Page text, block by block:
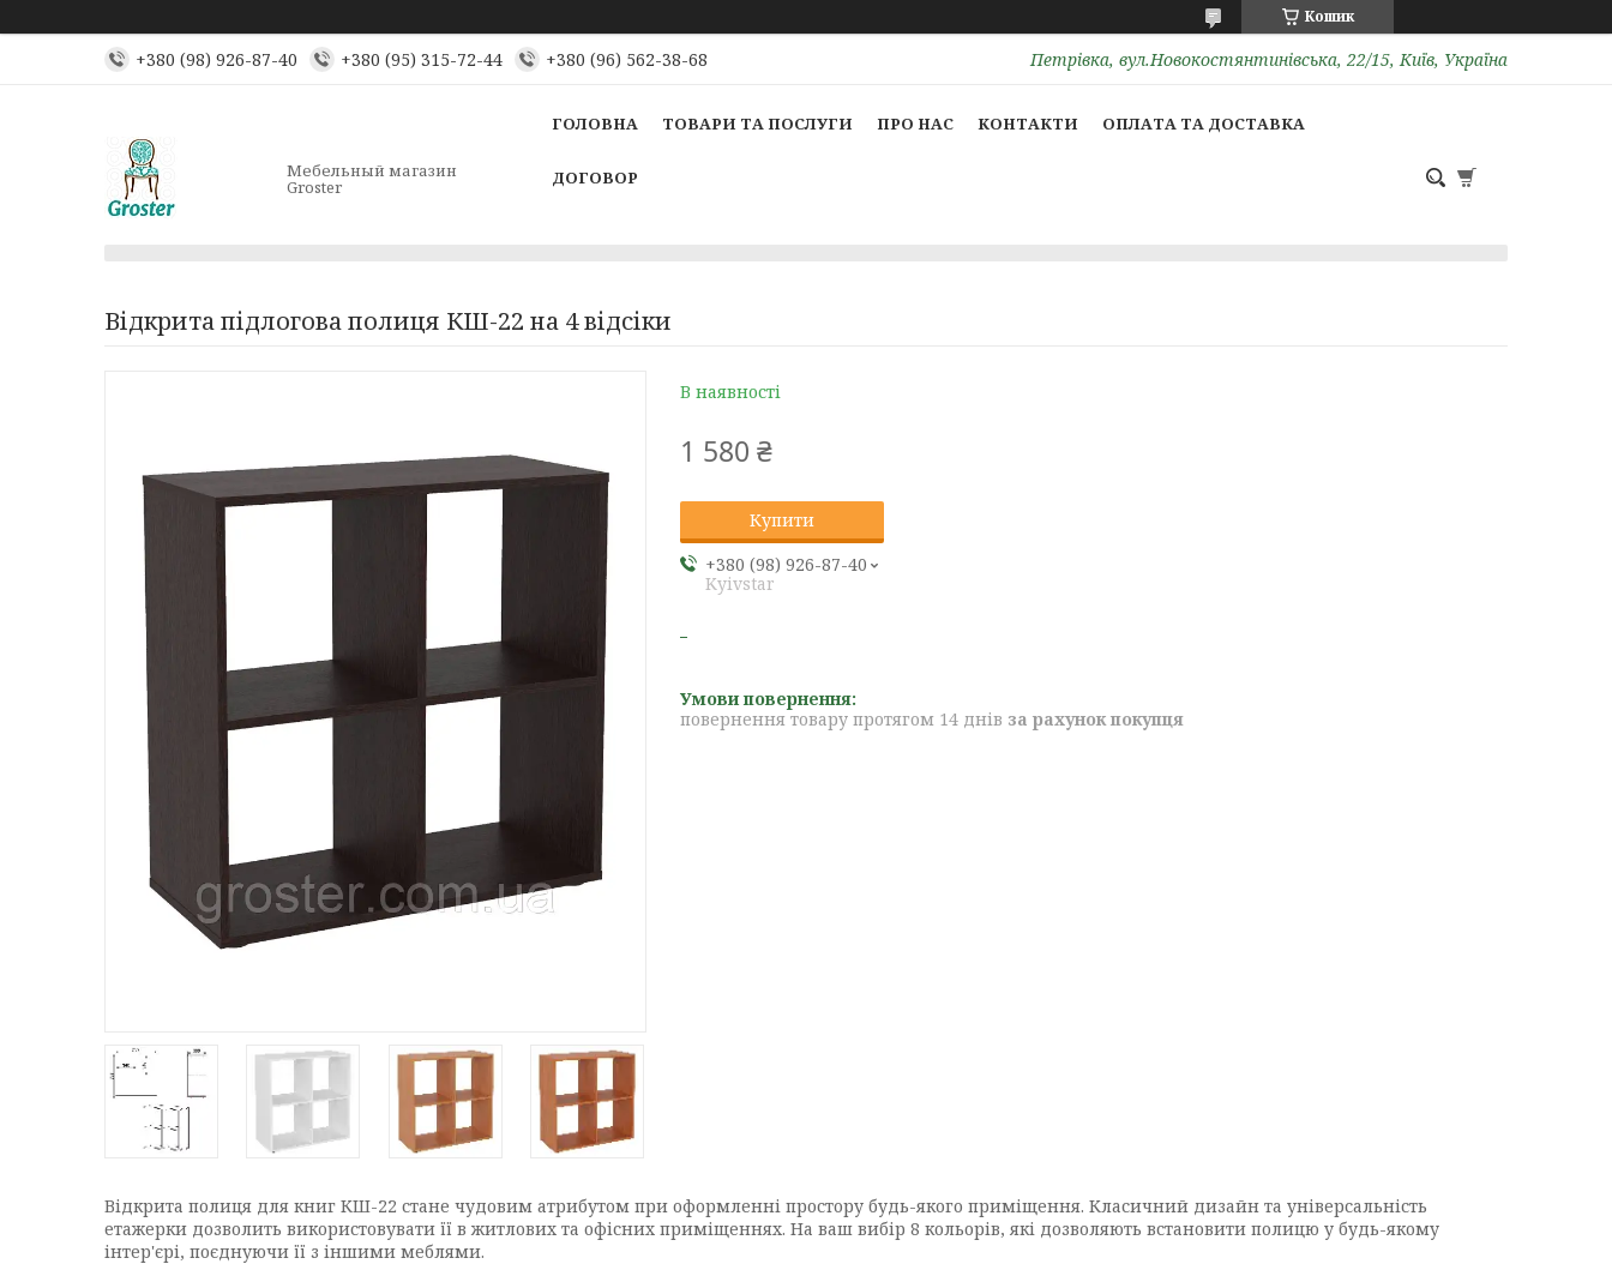
Кошик
+380 (98) 926-87-40 +380 (95) 315-72-44 +380 (96) 562-38-68 Петрівка, вул.Новокостянтинівська, 22/15, Київ, Україна
Мебельный магазин
Groster
ГОЛОВНА ТОВАРИ ТА ПОСЛУГИ ПРО НАС КОНТАКТИ ОПЛАТА ТА ДОСТАВКА
ДОГОВОР
Відкрита підлогова полиця КШ-22 на 4 відсіки
В наявності
1 580 ₴
Купити
+380 (98) 926-87-40
Kyivstar
повернення товару протягом 14 днів за рахунок покупця
Відкрита полиця для книг КШ-22 стане чудовим атрибутом при оформленні простору будь-якого приміщення. Класичний дизайн та універсальність
етажерки дозволить використовувати її в житлових та офісних приміщеннях. На ваш вибір 8 кольорів, які дозволяють встановити полицю у будь-якому
інтер'єрі, поєднуючи її з іншими меблями.